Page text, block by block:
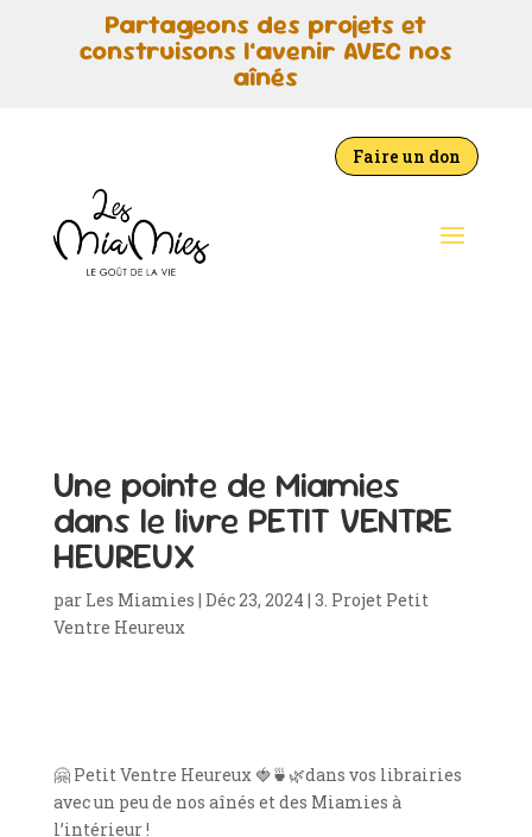
Partageons des projets et
construisons l’avenir AVEC nos
aînés
Faire un don
Une pointe de Miamies
dans le livre PETIT VENTRE
HEUREUX
par Les Miamies | Déc 23, 2024 | 3. Projet Petit
Ventre Heureux
🤗 Petit Ventre Heureux 🍓🍵🌿dans vos librairies
avec un peu de nos aînés et des Miamies à
l’intérieur !